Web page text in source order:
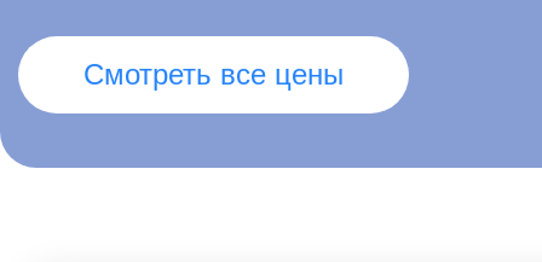
Смотреть все цены